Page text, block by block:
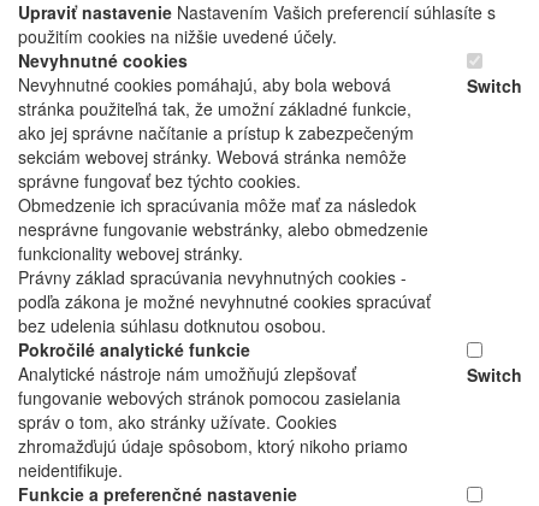
Upraviť nastavenie Nastavením Vašich preferencií súhlasíte s
použitím cookies na nižšie uvedené účely.
Nevyhnutné cookies
Nevyhnutné cookies pomáhajú, aby bola webová
stránka použiteľná tak, že umožní základné funkcie,
ako jej správne načítanie a prístup k zabezpečeným
sekciám webovej stránky. Webová stránka nemôže
správne fungovať bez týchto cookies.
Obmedzenie ich spracúvania môže mať za následok
nesprávne fungovanie webstránky, alebo obmedzenie
funkcionality webovej stránky.
Právny základ spracúvania nevyhnutných cookies -
podľa zákona je možné nevyhnutné cookies spracúvať
bez udelenia súhlasu dotknutou osobou.
Switch
Pokročilé analytické funkcie
Analytické nástroje nám umožňujú zlepšovať
fungovanie webových stránok pomocou zasielania
správ o tom, ako stránky užívate. Cookies
zhromažďujú údaje spôsobom, ktorý nikoho priamo
neidentifikuje.
Switch
Funkcie a preferenčné nastavenie